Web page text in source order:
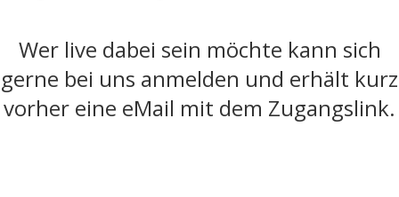
Wer live dabei sein möchte kann sich
gerne bei uns anmelden und erhält kurz
vorher eine eMail mit dem Zugangslink.